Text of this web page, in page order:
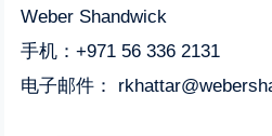
Weber Shandwick
手机：+971 56 336 2131
电子邮件：